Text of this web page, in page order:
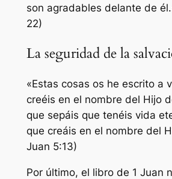
son agradables delante de
22)
La seguridad de la
«Estas cosas os he escrito a
creéis en el nombre del Hijo
que sepáis que tenéis vida
que creáis en el nombre del
Juan 5:13)
Por último, el libro de 1 Juan